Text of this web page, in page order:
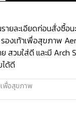
ละเอียดก่อนสั่งซื้อน
องเท้าเพื่อสุขภาพ
สวมใส่ดี และมี Arch
ด้ดี
พื่อสุขภาพ